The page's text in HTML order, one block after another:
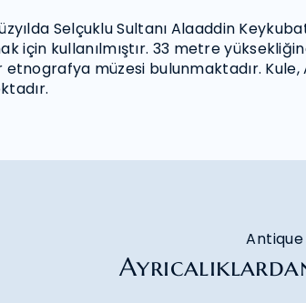
Selçuklu Sultanı Alaaddin
için kullanılmıştır. 33 metre
müzesi bulunmaktadır. Kule,